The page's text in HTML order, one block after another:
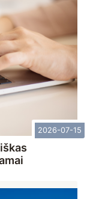
2026-07-15